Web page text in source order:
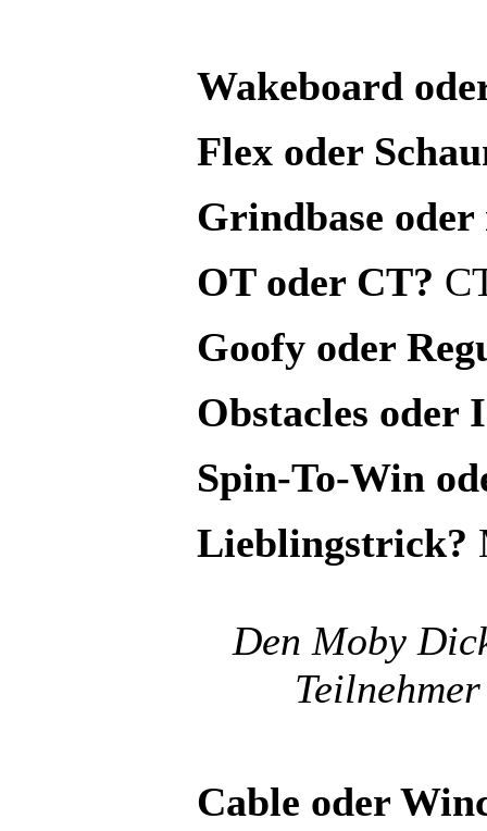
Wakeboard
Flex oder
Grindbase oder
OT oder CT?
Goofy oder
Obstacles
Spin-To-Win
Lieblingstrick?
Den Moby
Cable oder